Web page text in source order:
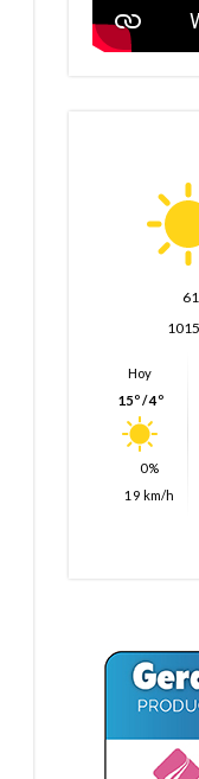
Hoy
15º / 4º
0%
19 km/h